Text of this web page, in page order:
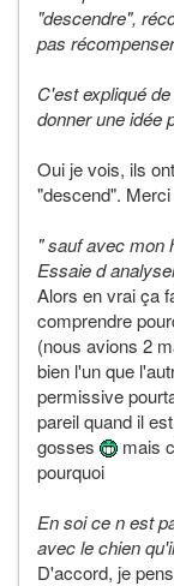
"descendre",
pas
C'est expliqué
donner une idée
Oui je vois, ils
"descend".
" sauf avec mon
Essaie d
Alors en vrai ça
comprendre
(nous avions 2
bien l'un que
permissive
pareil quand il
gosses
mais
pourquoi
En soi ce n est
avec le chien
D'accord, je